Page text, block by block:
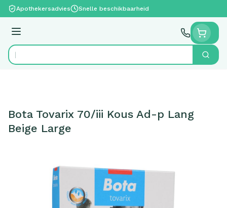
Ga naar de inhoud
Apothekersadvies Snelle beschikbaarheid
Menu
Product, merk, categorie... Zoek
Bota Tovarix 70/iii Kous Ad-p Lang
Beige Large